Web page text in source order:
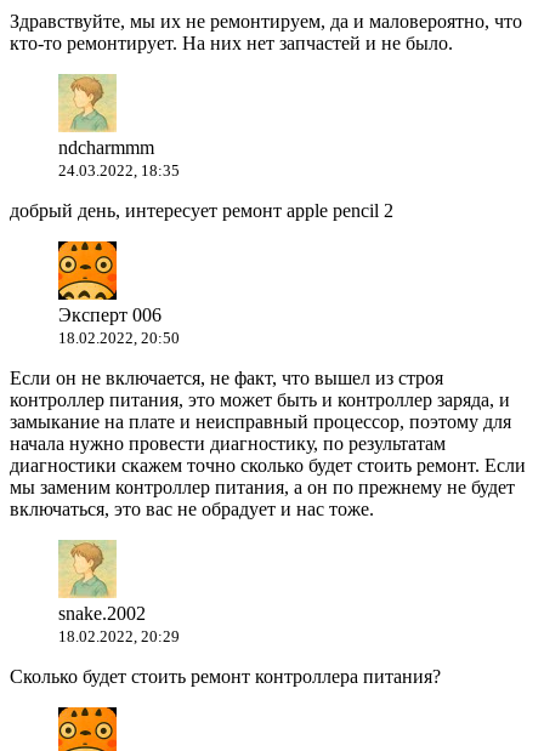
Здравствуйте, мы их не ремонтируем, да и маловероятно, что
кто-то ремонтирует. На них нет запчастей и не было.
ndcharmmm
24.03.2022, 18:35
добрый день, интересует ремонт apple pencil 2
Эксперт 006
18.02.2022, 20:50
Если он не включается, не факт, что вышел из строя
контроллер питания, это может быть и контроллер заряда, и
замыкание на плате и неисправный процессор, поэтому для
начала нужно провести диагностику, по результатам
диагностики скажем точно сколько будет стоить ремонт. Если
мы заменим контроллер питания, а он по прежнему не будет
включаться, это вас не обрадует и нас тоже.
snake.2002
18.02.2022, 20:29
Сколько будет стоить ремонт контроллера питания?